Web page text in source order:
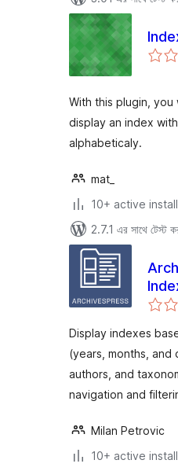
With this plugin, you
display an index
alphabeticaly.
mat_
10+ active
2.7.1 এর সাথে টেস্ট
Display indexes
(years, months, and
authors, and
navigation and
Milan Petrovic
10+ active